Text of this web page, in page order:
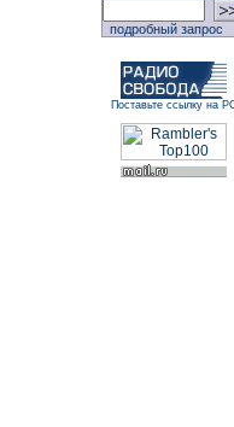
подробный запрос
Поставьте ссылку на